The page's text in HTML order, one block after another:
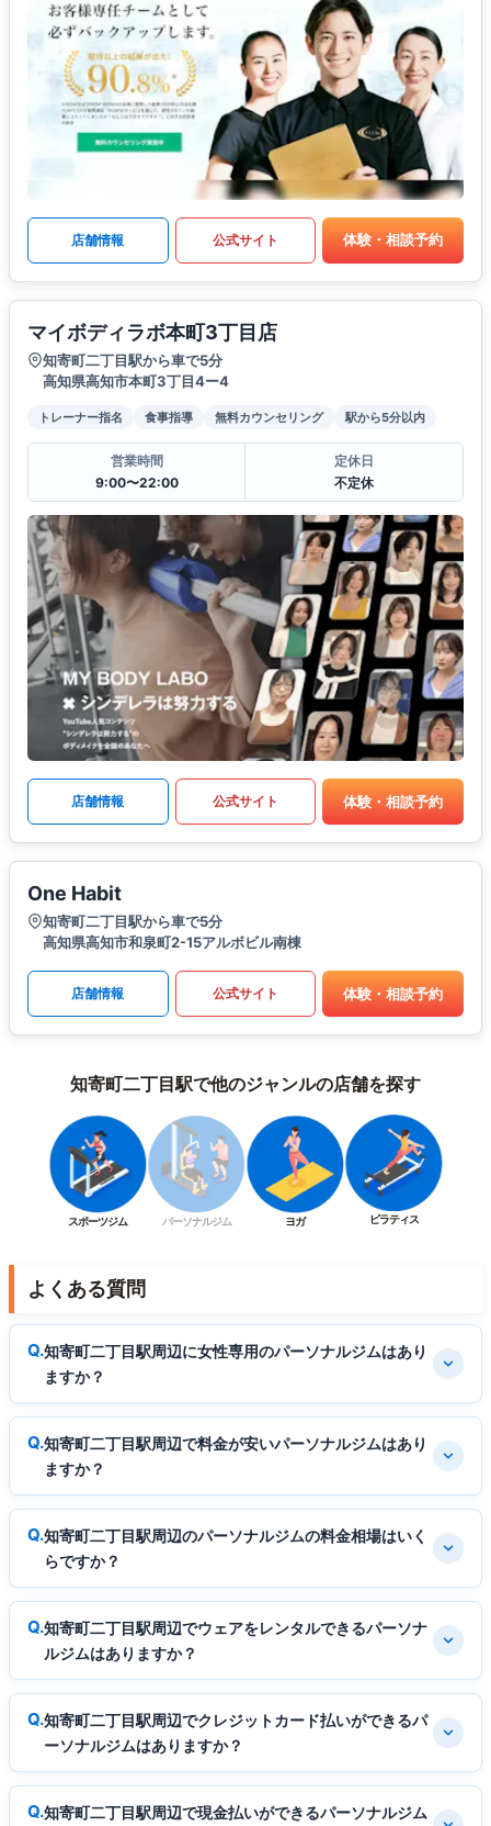
店舗情報 公式サイト 体験・相談予約
マイボディラボ本町3丁目店
知寄町二丁目駅から車で5分
高知県高知市本町3丁目4ー4
トレーナー指名 食事指導 無料カウンセリング 駅から5分以内
営業時間
9:00〜22:00
定休日
不定休
店舗情報 公式サイト 体験・相談予約
One Habit
知寄町二丁目駅から車で5分
高知県高知市和泉町2-15アルボビル南棟
店舗情報 公式サイト 体験・相談予約
知寄町二丁目駅で他のジャンルの店舗を探す
スポーツジム パーソナルジム ヨガ ピラティス
よくある質問
知寄町二丁目駅周辺に女性専用のパーソナルジムはあり
ますか？
知寄町二丁目駅周辺で料金が安いパーソナルジムはあり
ますか？
知寄町二丁目駅周辺のパーソナルジムの料金相場はいく
らですか？
知寄町二丁目駅周辺でウェアをレンタルできるパーソナ
ルジムはありますか？
知寄町二丁目駅周辺でクレジットカード払いができるパ
ーソナルジムはありますか？
知寄町二丁目駅周辺で現金払いができるパーソナルジム